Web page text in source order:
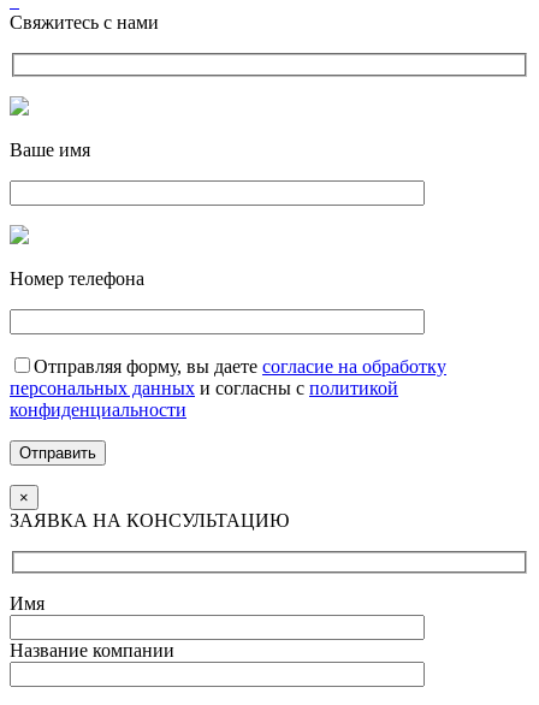
Свяжитесь с нами
Ваше имя
Номер телефона
Отправляя форму, вы даете согласие на обработку
персональных данных и согласны с политикой
конфиденциальности
Отправить
×
ЗАЯВКА НА КОНСУЛЬТАЦИЮ
Имя
Название компании